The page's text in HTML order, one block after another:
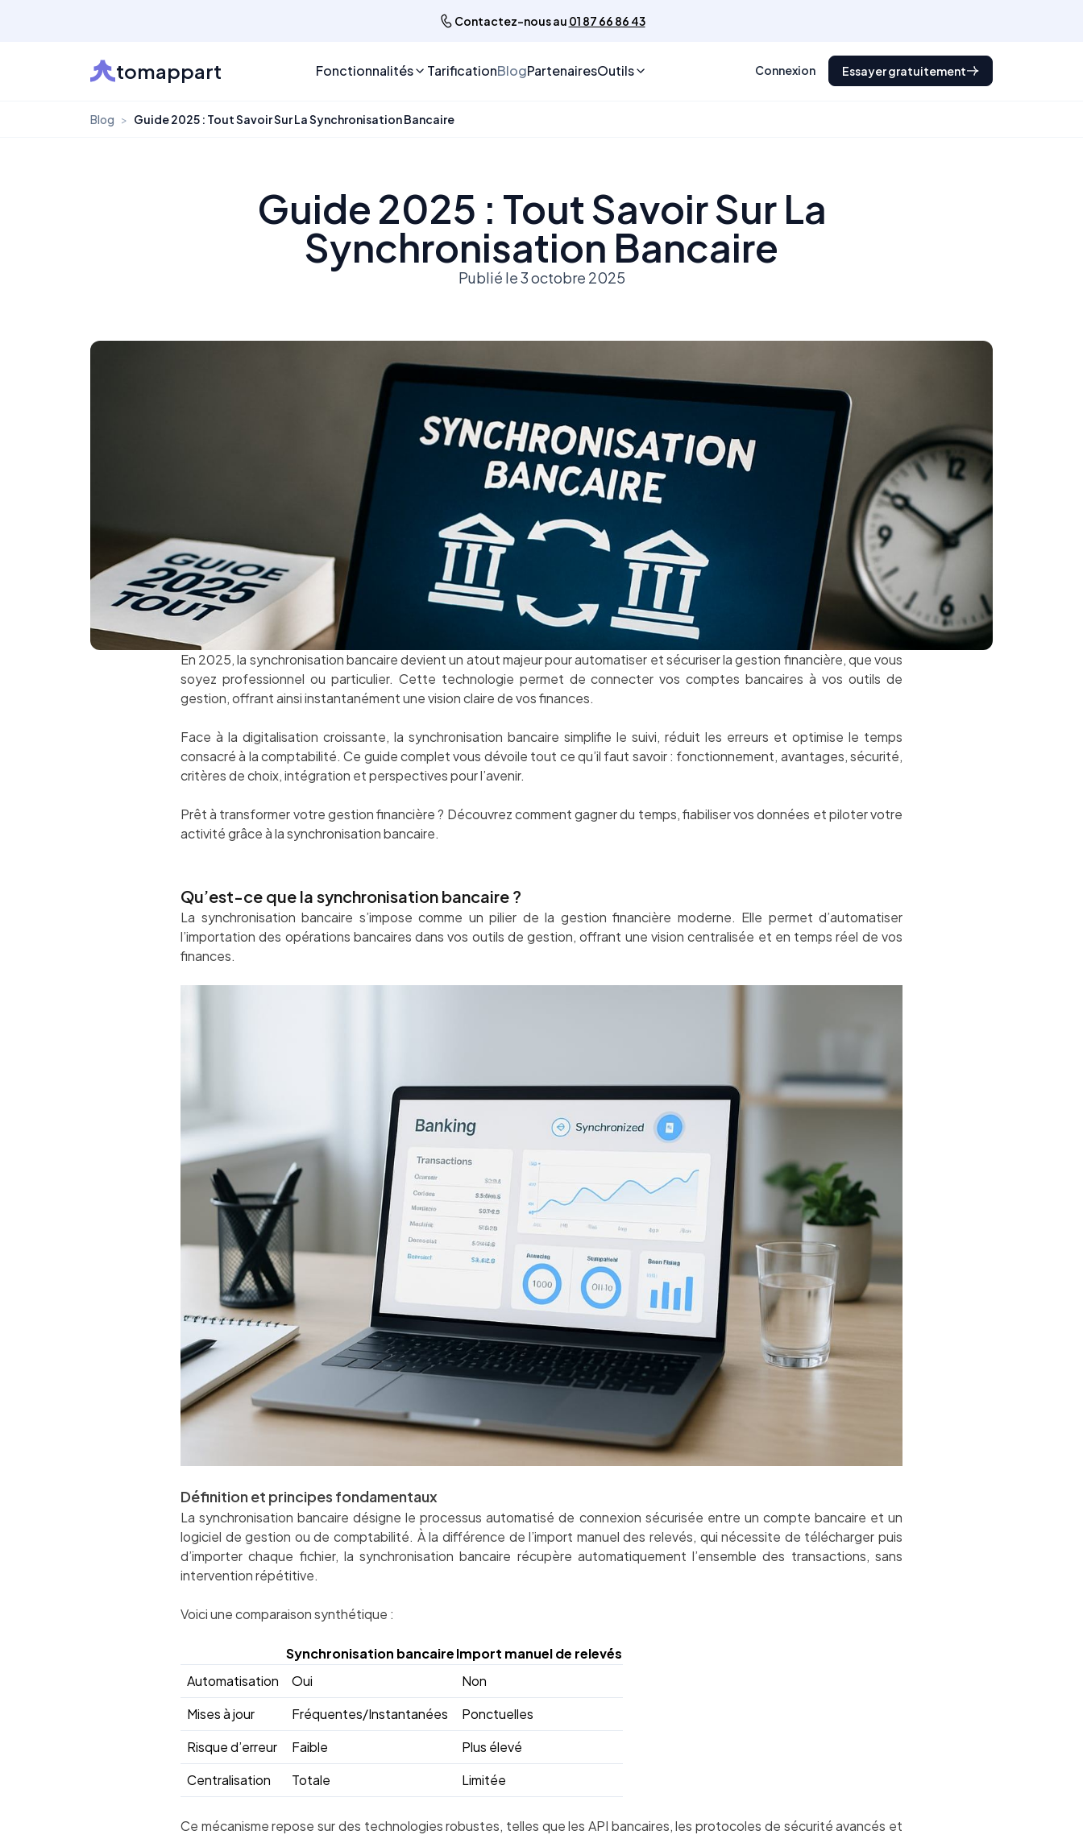
Contactez-nous au 01 87 66 86 43
tomappart Fonctionnalités TarificationBlogPartenairesOutils Connexion Essayer gratuitement
Blog > Guide 2025 : Tout Savoir Sur La Synchronisation Bancaire
Guide 2025 : Tout Savoir Sur La
Synchronisation Bancaire
Publié le 3 octobre 2025
En 2025, la synchronisation bancaire devient un atout majeur pour automatiser et sécuriser la gestion financière, que vous
soyez professionnel ou particulier. Cette technologie permet de connecter vos comptes bancaires à vos outils de
gestion, offrant ainsi instantanément une vision claire de vos finances.
Face à la digitalisation croissante, la synchronisation bancaire simplifie le suivi, réduit les erreurs et optimise le temps
consacré à la comptabilité. Ce guide complet vous dévoile tout ce qu’il faut savoir : fonctionnement, avantages, sécurité,
critères de choix, intégration et perspectives pour l’avenir.
Prêt à transformer votre gestion financière ? Découvrez comment gagner du temps, fiabiliser vos données et piloter votre
activité grâce à la synchronisation bancaire.
Qu’est-ce que la synchronisation bancaire ?
La synchronisation bancaire s’impose comme un pilier de la gestion financière moderne. Elle permet d’automatiser
l’importation des opérations bancaires dans vos outils de gestion, offrant une vision centralisée et en temps réel de vos
finances.
Définition et principes fondamentaux
La synchronisation bancaire désigne le processus automatisé de connexion sécurisée entre un compte bancaire et un
logiciel de gestion ou de comptabilité. À la différence de l’import manuel des relevés, qui nécessite de télécharger puis
d’importer chaque fichier, la synchronisation bancaire récupère automatiquement l’ensemble des transactions, sans
intervention répétitive.
Voici une comparaison synthétique :
Synchronisation bancaireImport manuel de relevés
Automatisation
Oui
Non
Mises à jour
Fréquentes/Instantanées
Ponctuelles
Risque d’erreur
Faible
Plus élevé
Centralisation
Totale Limitée
Ce mécanisme repose sur des technologies robustes, telles que les API bancaires, les protocoles de sécurité avancés et